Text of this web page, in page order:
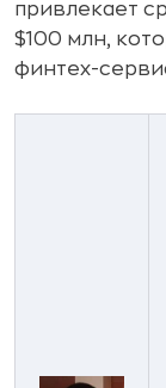
привлекает
$100 млн,
финтех-